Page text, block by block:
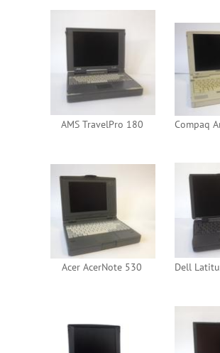
AMS TravelPro 180
Acer AcerNote 530